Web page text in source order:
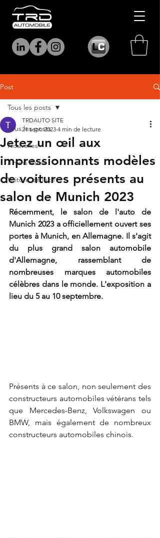
Post
Tous les posts
Nouvelles
3 mins Auto
Voiture de luxe
Tous les posts
Jetez un œil aux
impressionnants modèles
de voitures présents au
salon de Munich 2023
TRDAUTO SITE
21 sept. 2023 4 min de lecture
Récemment, le salon de l'auto de
Munich 2023 a officiellement ouvert ses
portes à Munich, en Allemagne. Il s'agit
du plus grand salon automobile
d'Allemagne, rassemblant de
nombreuses marques automobiles
célèbres dans le monde. L'exposition a
lieu du 5 au 10 septembre.
Présents à ce salon, non seulement des
constructeurs automobiles vétérans tels
que Mercedes-Benz, Volkswagen ou
BMW, mais également de nombreux
constructeurs automobiles chinois.